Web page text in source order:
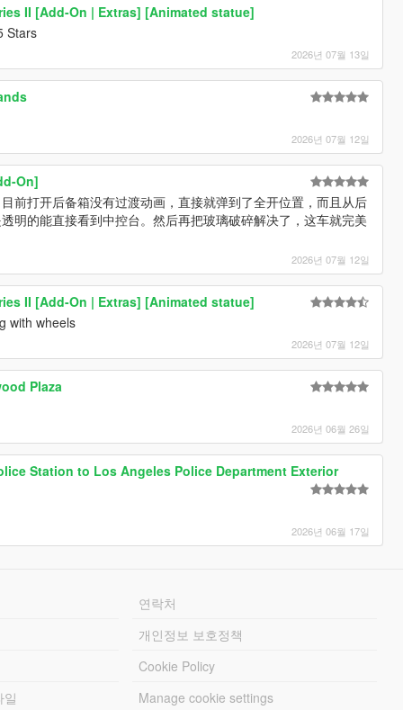
II [Add-On | Extras] [Animated statue]
Stars
2026년 07월 13일
2026년 07월 12일
On]
前打开后备箱没有过渡动画，直接就弹到了全开位置，而且从后
明的能直接看到中控台。然后再把玻璃破碎解决了，这车就完美
2026년 07월 12일
II [Add-On | Extras] [Animated statue]
with wheels
2026년 07월 12일
Plaza
2026년 06월 26일
Station to Los Angeles Police Department Exterior
2026년 06월 17일
연락처
개인정보 보호정책
Cookie Policy
Manage cookie settings